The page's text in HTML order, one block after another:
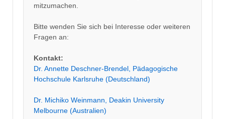
mitzumachen.
Bitte wenden Sie sich bei Interesse oder weiteren
Fragen an:
Kontakt:
Dr. Annette Deschner-Brendel, Pädagogische
Hochschule Karlsruhe (Deutschland)
Dr. Michiko Weinmann, Deakin University
Melbourne (Australien)